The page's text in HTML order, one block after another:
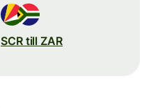
SCR till ZAR